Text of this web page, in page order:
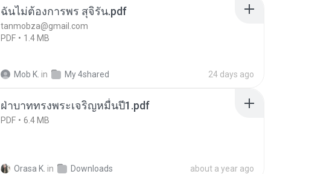
ฉันไม่ต้องการพร สุจิรัน.pdf
tanmobza@gmail.com
PDF
1.4 MB
Mob K. in My 4shared 24 days ago
ฝ่าบาททรงพระเจริญหมื่นปี1.pdf
PDF 6.4 MB
Orasa K. in Downloads about a year ago